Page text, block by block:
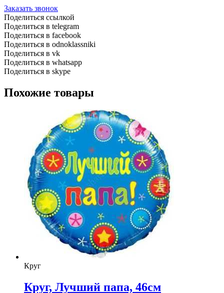
Заказать звонок
Поделиться ссылкой
Поделиться в telegram
Поделиться в facebook
Поделиться в odnoklassniki
Поделиться в vk
Поделиться в whatsapp
Поделиться в skype
Похожие товары
Круг
Круг, Лучший папа, 46см